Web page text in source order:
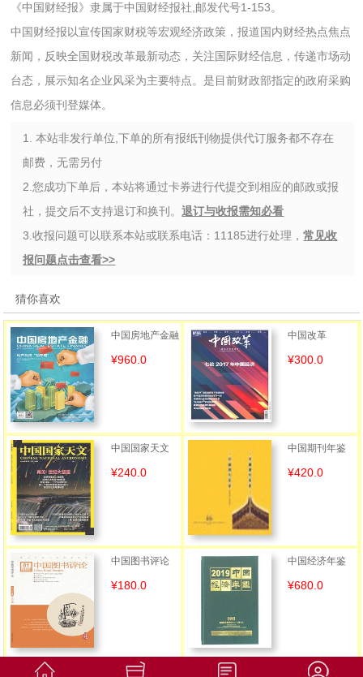
《中国财经报》隶属于中国财经报社,邮发代号1-153。
中国财经报以宣传国家财税等宏观经济政策，报道国内财经热点焦点
新闻，反映全国财税改革最新动态，关注国际财经信息，传递市场动
台态，展示知名企业风采为主要特点。是目前财政部指定的政府采购
信息必须刊登媒体。
1. 本站非发行单位,下单的所有报纸刊物提供代订服务都不存在
邮费，无需另付
2.您成功下单后，本站将通过卡券进行代提交到相应的邮政或报
社，提交后不支持退订和换刊。退订与收报需知必看
3.收报问题可以联系本站或联系电话：11185进行处理，常见收
报问题点击查看>>
猜你喜欢
中国房地产金融
¥960.0
中国改革
¥300.0
中国国家天文
¥240.0
中国期刊年鉴
¥420.0
中国图书评论
¥180.0
中国经济年鉴
¥680.0